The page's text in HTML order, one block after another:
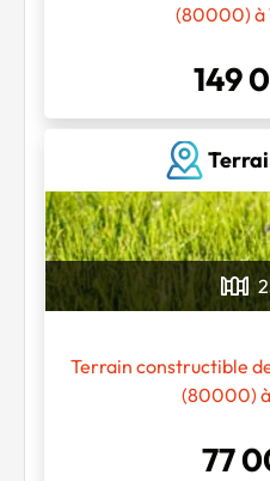
(80000) à
149
Terrain constructible
(80000)
77